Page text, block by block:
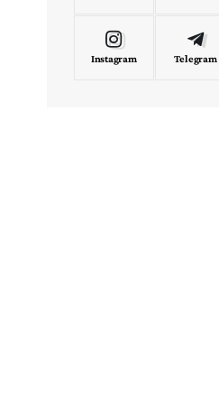
Instagram Telegram